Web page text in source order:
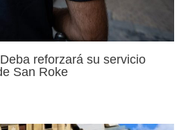
reforzará su servicio
San Roke